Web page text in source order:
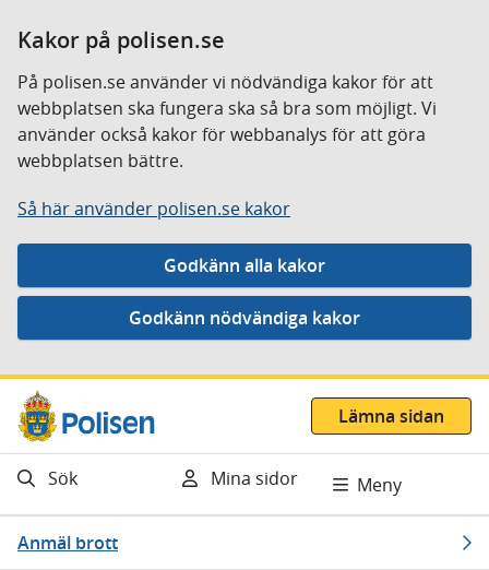
Kakor på polisen.se
På polisen.se använder vi nödvändiga kakor för att
webbplatsen ska fungera ska så bra som möjligt. Vi
använder också kakor för webbanalys för att göra
webbplatsen bättre.
Så här använder polisen.se kakor
Gå direkt till innehåll
Lämna sidan
Sök Mina sidor Meny
Anmäl brott